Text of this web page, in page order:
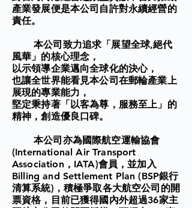
產業發展便是本公司自許對永續經營的
責任。
本公司致力追求「展望全球,絕代
風華」的核心理念，
以示領導企業邁向全球化的決心，
也讓全世界能看見本公司在郵輪產業上
展現的專業能力，
堅定秉持著「以客為尊，服務至上」的
精神，創造優良口碑。
本公司亦為國際航空運輸協會
(International Air Transport
Association，IATA)會員，並加入
Billing and Settlement Plan (BSP銀行
清算系統)，積極爭取各大航空公司的開
票資格，目前已獲得國內外超過36家主